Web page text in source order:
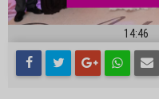
14:46